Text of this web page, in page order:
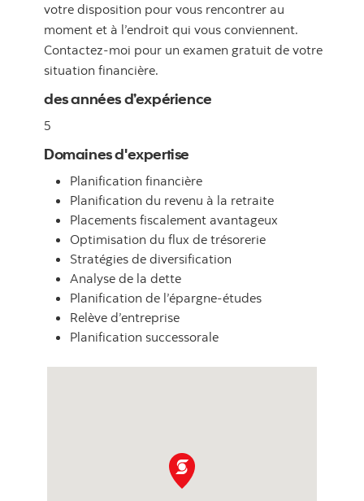
votre disposition pour vous rencontrer au
moment et à l’endroit qui vous conviennent.
Contactez-moi pour un examen gratuit de votre
situation financière.
des années d’expérience
5
Domaines d'expertise
Planification financière
Planification du revenu à la retraite
Placements fiscalement avantageux
Optimisation du flux de trésorerie
Stratégies de diversification
Analyse de la dette
Planification de l’épargne-études
Relève d’entreprise
Planification successorale